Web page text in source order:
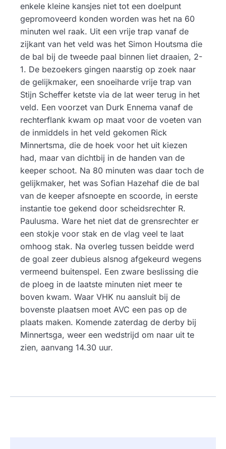
enkele kleine kansjes niet tot een doelpunt
gepromoveerd konden worden was het na 60
minuten wel raak. Uit een vrije trap vanaf de
zijkant van het veld was het Simon Houtsma die
de bal bij de tweede paal binnen liet draaien, 2-
1. De bezoekers gingen naarstig op zoek naar
de gelijkmaker, een snoeiharde vrije trap van
Stijn Scheffer ketste via de lat weer terug in het
veld. Een voorzet van Durk Ennema vanaf de
rechterflank kwam op maat voor de voeten van
de inmiddels in het veld gekomen Rick
Minnertsma, die de hoek voor het uit kiezen
had, maar van dichtbij in de handen van de
keeper schoot. Na 80 minuten was daar toch de
gelijkmaker, het was Sofian Hazehaf die de bal
van de keeper afsnoepte en scoorde, in eerste
instantie toe gekend door scheidsrechter R.
Paulusma. Ware het niet dat de grensrechter er
een stokje voor stak en de vlag veel te laat
omhoog stak. Na overleg tussen beidde werd
de goal zeer dubieus alsnog afgekeurd wegens
vermeend buitenspel. Een zware beslissing die
de ploeg in de laatste minuten niet meer te
boven kwam. Waar VHK nu aansluit bij de
bovenste plaatsen moet AVC een pas op de
plaats maken. Komende zaterdag de derby bij
Minnertsga, weer een wedstrijd om naar uit te
zien, aanvang 14.30 uur.